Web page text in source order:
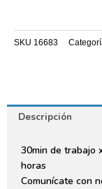
SKU 16683
Descripción
30min de trabajo
horas
Comunícate con